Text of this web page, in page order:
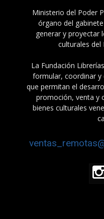
Ministerio del Poder
órgano del
generar y proyectar
culturales del
La Fundación
formular, coordinar y
que permitan el
promoción, venta y
bienes culturales